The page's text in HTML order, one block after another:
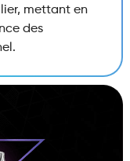
mettant en
des